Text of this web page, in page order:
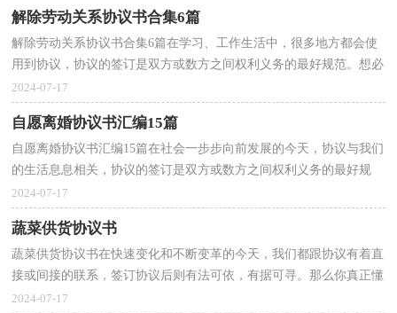
解除劳动关系协议书合集6篇
解除劳动关系协议书合集6篇在学习、工作生活中，很多地方都会使
用到协议，协议的签订是双方或数方之间权利义务的最好规范。想必
许多人都在为如何写好协议而烦恼吧，以下是小编为...
2024-07-17
自愿离婚协议书汇编15篇
自愿离婚协议书汇编15篇在社会一步步向前发展的今天，协议与我们
的生活息息相关，协议的签订是双方或数方之间权利义务的最好规
范。想必许多人都在为如何写好协议而烦恼吧，以下是...
2024-07-17
蔬菜供货协议书
蔬菜供货协议书在快速变化和不断变革的今天，我们都跟协议有着直
接或间接的联系，签订协议后则有法可依，有据可寻。那么你真正懂
得怎么写好协议吗？以下是小编为大家收集的蔬菜供货...
2024-07-17